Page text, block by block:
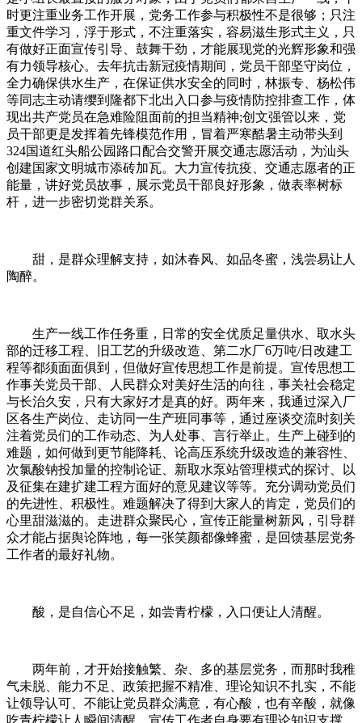
时更注重业务工作开展，党务工作参与积极性不是很够；只注
重文件学习，浮于形式，不注重落实，容易滋生形式主义，只
有做好正面宣传引导、鼓舞干劲，才能展现党的光辉形象和强
有力领导核心。去年抗击新冠疫情期间，党员干部坚守岗位，
全力确保供水生产，在保证供水安全的同时，林振专、杨松伟
等同志主动请缨到隆都下北出入口参与疫情防控排查工作，体
现出共产党员在急难险阻面前的担当精神;创文强管以来，党
员干部更是发挥着先锋模范作用，冒着严寒酷暑主动带头到
324国道红头船公园路口配合交警开展交通志愿活动，为汕头
创建国家文明城市添砖加瓦。大力宣传抗疫、交通志愿者的正
能量，讲好党员故事，展示党员干部良好形象，做表率树标
杆，进一步密切党群关系。
甜，是群众理解支持，如沐春风、如品冬蜜，浅尝易让人
陶醉。
生产一线工作任务重，日常的安全优质足量供水、取水头
部的迁移工程、旧工艺的升级改造、第二水厂6万吨/日改建工
程等都须面面俱到，但做好宣传思想工作是前提。宣传思想工
作事关党员干部、人民群众对美好生活的向往，事关社会稳定
与长治久安，只有大家好才是真的好。两年来，我通过深入厂
区各生产岗位、走访同一生产班同事等，通过座谈交流时刻关
注着党员们的工作动态、为人处事、言行举止。生产上碰到的
难题，如何做到更节能降耗、论高压系统升级改造的兼容性、
次氯酸钠投加量的控制论证、新取水泵站管理模式的探讨、以
及征集在建扩建工程方面好的意见建议等等。充分调动党员们
的先进性、积极性。难题解决了得到大家人的肯定，党员们的
心里甜滋滋的。走进群众聚民心，宣传正能量树新风，引导群
众才能占据舆论阵地，每一张笑颜都像蜂蜜，是回馈基层党务
工作者的最好礼物。
酸，是自信心不足，如尝青柠檬，入口便让人清醒。
两年前，才开始接触繁、杂、多的基层党务，而那时我稚
气未脱、能力不足、政策把握不精准、理论知识不扎实，不能
让领导认可、不能让党员群众满意，有心酸，也有辛酸，就像